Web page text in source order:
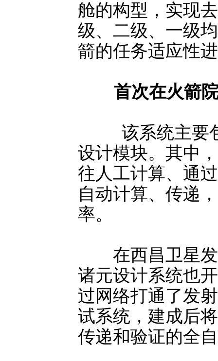
舱的构型，实现
级、二级、一级
箭的任务适应性
首次在火箭
该系统主要
设计模块。其中
往人工计算、通
自动计算、传递
率。
在西昌卫星
诸元设计系统也
过网络打通了发
试系统，建成后
传递和验证的全